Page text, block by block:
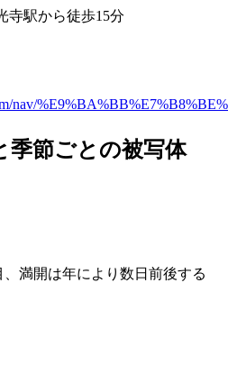
寺駅から徒歩15分
nav/
季節ごとの被写体
満開は年により数日前後する